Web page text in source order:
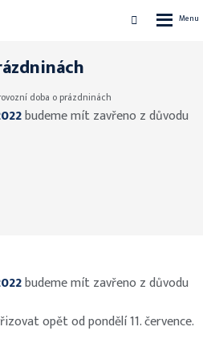
Vyhledávání
doba o prázdninách
budeme mít zavřeno z důvodu
budeme mít zavřeno z důvodu
opět od pondělí 11. července.